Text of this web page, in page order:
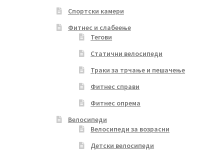
Спортски камери
Фитнес и слабеење
Тегови
Статични велосипеди
Траки за трчање и пешачење
Фитнес справи
Фитнес опрема
Велосипеди
Велосипеди за возрасни
Детски велосипеди